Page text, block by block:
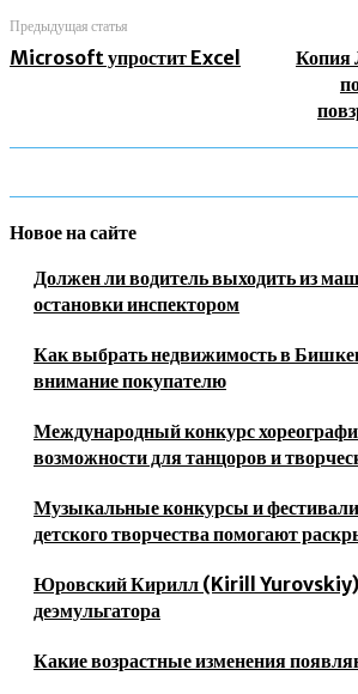
Предыдущая статья
Microsoft упростит Excel
Копия
Новое на сайте
Должен ли водитель выходить из
остановки инспектором
Как выбрать недвижимость в
внимание покупателю
Международный конкурс
возможности для танцоров и
Музыкальные конкурсы и
детского творчества помогают
Юровский Кирилл (Kirill Yurovskiy)
деэмульгатора
Какие возрастные изменения